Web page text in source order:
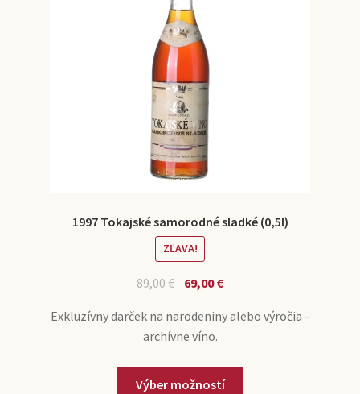
1997 Tokajské samorodné sladké (0,5l)
ZĽAVA!
89,00€ 69,00€
Exkluzívny darček na narodeniny alebo výročia -
archívne víno.
Výber možností